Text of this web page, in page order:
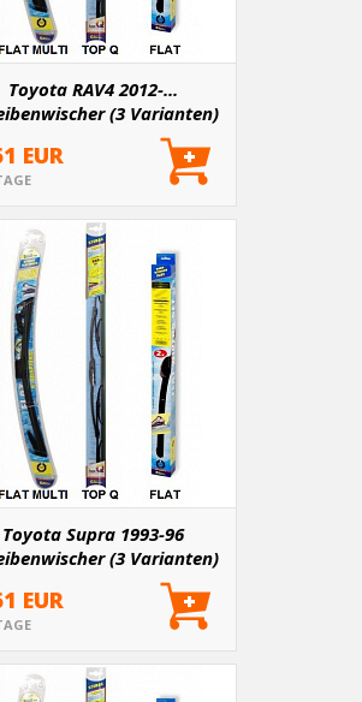
Toyota RAV4 2012-...
(3 Varianten)
EUR
Toyota Supra 1993-96
(3 Varianten)
EUR